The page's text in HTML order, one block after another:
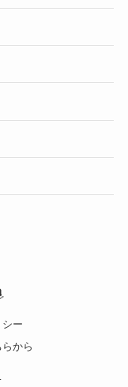
ー
から